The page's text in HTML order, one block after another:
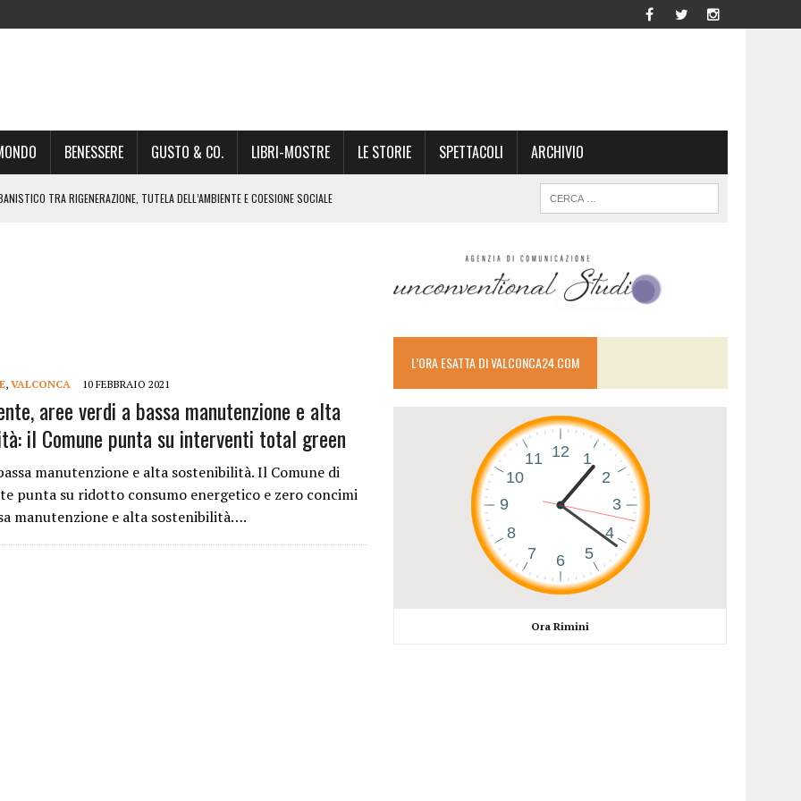
BENESSERE GUSTO & CO. LIBRI-MOSTRE LE STORIE SPETTACOLI ARCHIVIO
TRA RIGENERAZIONE, TUTELA DELL’AMBIENTE E COESIONE SOCIALE
GIONCHETTI SOMMELIER DEL CALABRESE “QAFIZ”
IL RITORNO. L’OPERA DI KIROLES BOSHRA È VITA VERA
PARTE DI STAGIONE TEATRALE CON CLAUDIO MORICI SABATO 20
GIACOMO MATTEOTTI: “VITTIMA DELLA FURIA FASCISTA”
VINCONO MARZIALI, BURESTA, BARTOLINI, BIGUCCI, TASINI
IN REGIONE: TRE POSTI D’ONORE TOCCANO ALLA VALCONCA
RIUSCÌ A COMPORRE TANTE OPERE COSÌ VOLUMINOSE
DELL’ITALIAN PET FRIENDLY GALÀ IDEATO DA MARCO BONINI
STELLA DEL PREMIO GUIDA CHEF DI PIZZA: “UN GRANDE ONORE”
, VALCONCA 10 FEBBRAIO 2021
aree verdi a bassa manutenzione e alta
il Comune punta su interventi total green
manutenzione e alta sostenibilità. Il Comune di
punta su ridotto consumo energetico e zero concimi
manutenzione e alta sostenibilità….
L’ORA ESATTA DI VALCONCA24.COM
Ora Rimini